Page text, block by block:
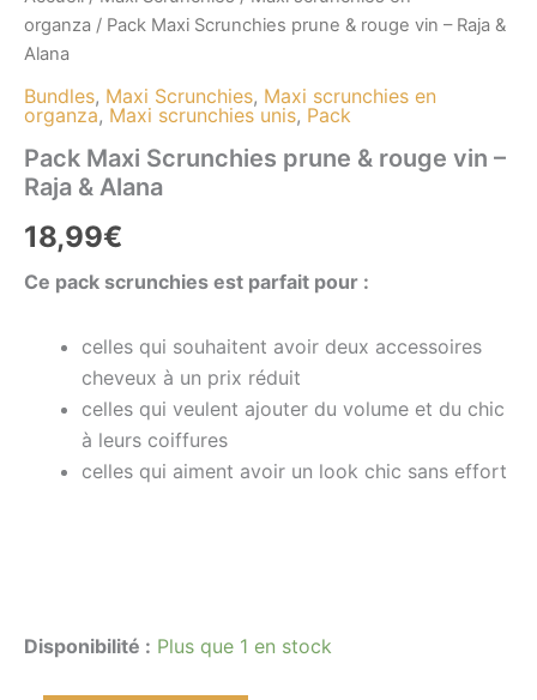
organza / Pack Maxi Scrunchies prune & rouge vin – Raja &
Alana
Bundles, Maxi Scrunchies, Maxi scrunchies en
organza, Maxi scrunchies unis, Pack
Pack Maxi Scrunchies prune & rouge vin –
Raja & Alana
18,99€
Ce pack scrunchies est parfait pour :
celles qui souhaitent avoir deux accessoires
cheveux à un prix réduit
celles qui veulent ajouter du volume et du chic
à leurs coiffures
celles qui aiment avoir un look chic sans effort
Disponibilité : Plus que 1 en stock